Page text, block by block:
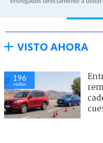
VISTO AHORA
196
visitas